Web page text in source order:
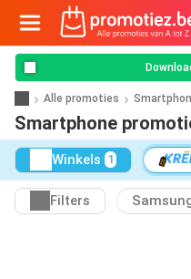
Alle promoties
Smartphone
Winkels 1
Filters